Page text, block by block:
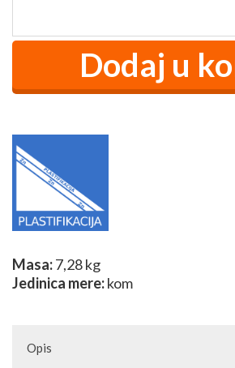
Masa:7,28 kg
Jedinica mere:kom
Opis